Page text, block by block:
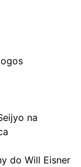
na
do Will Eisner